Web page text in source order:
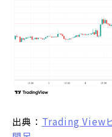
出典： Trading View